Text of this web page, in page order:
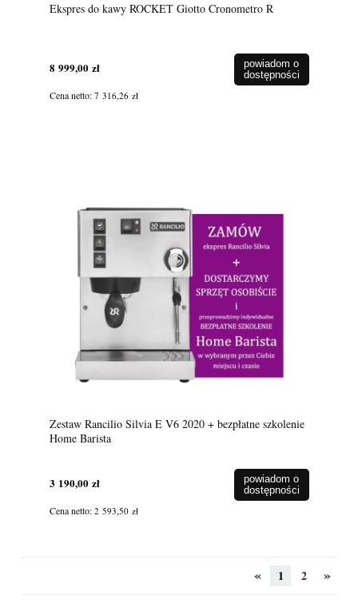
Ekspres do kawy ROCKET Giotto Cronometro R
8 999,00 zł
Cena netto: 7 316,26 zł
powiadom o
dostępności
Zestaw Rancilio Silvia E V6 2020 + bezpłatne szkolenie
Home Barista
3 190,00 zł
Cena netto: 2 593,50 zł
powiadom o
dostępności
« 1 2 »